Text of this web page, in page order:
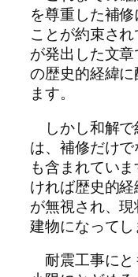
を尊重した補
ことが約束さ
が発出した文
の歴史的経緯
ます。
しかし和解で
は、補修だけ
も含まれてい
ければ歴史的
が無視され、
建物になってし
耐震工事にと